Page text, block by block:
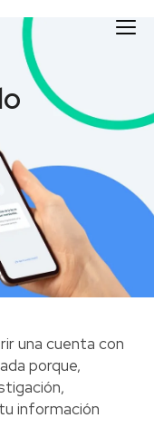
una cuenta con
porque,
información